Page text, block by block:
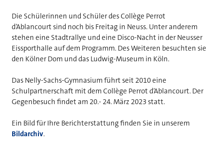
Die Schülerinnen und Schüler des Collège Perrot
d’Ablancourt sind noch bis Freitag in Neuss. Unter anderem
stehen eine Stadtrallye und eine Disco-Nacht in der Neusser
Eissporthalle auf dem Programm. Des Weiteren besuchten sie
den Kölner Dom und das Ludwig-Museum in Köln.
Das Nelly-Sachs-Gymnasium führt seit 2010 eine
Schulpartnerschaft mit dem Collège Perrot d’Ablancourt. Der
Gegenbesuch findet am 20.- 24. März 2023 statt.
Ein Bild für Ihre Berichterstattung finden Sie in unserem
Bildarchiv.